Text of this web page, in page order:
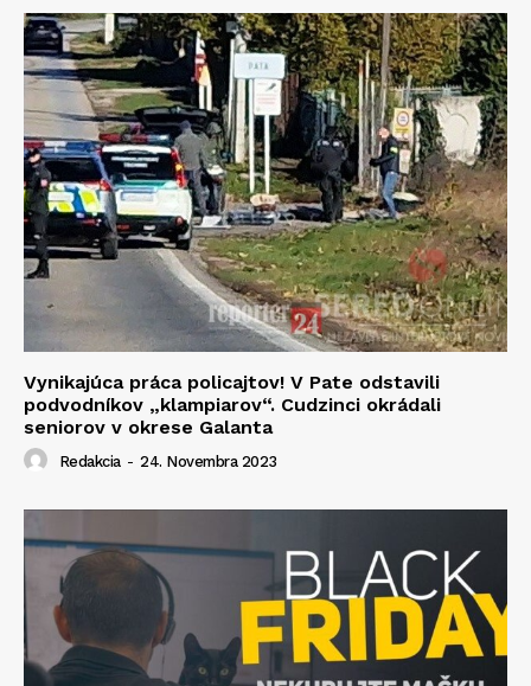
Vynikajúca práca policajtov! V Pate odstavili
podvodníkov „klampiarov“. Cudzinci okrádali
seniorov v okrese Galanta
Redakcia - 24. Novembra 2023